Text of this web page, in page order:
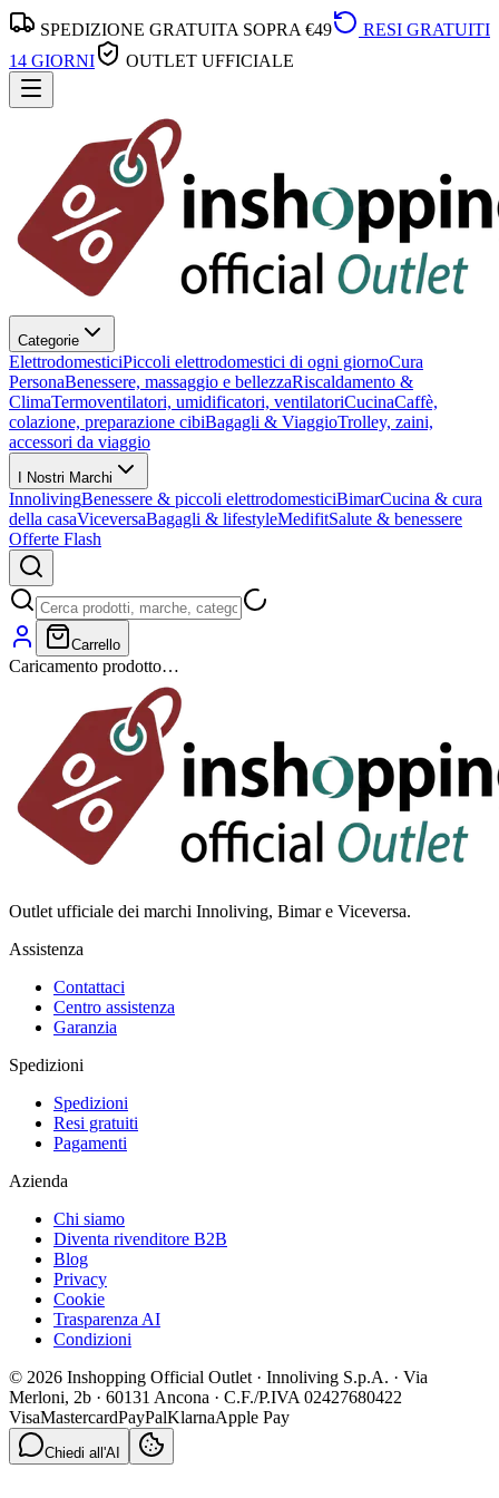
SPEDIZIONE GRATUITA SOPRA €49
RESI GRATUITI
14 GIORNI
OUTLET UFFICIALE
Categorie
ElettrodomesticiPiccoli elettrodomestici di ogni giornoCura
PersonaBenessere, massaggio e bellezzaRiscaldamento &
ClimaTermoventilatori, umidificatori, ventilatoriCucinaCaffè,
colazione, preparazione cibiBagagli & ViaggioTrolley, zaini,
accessori da viaggio
I Nostri Marchi
InnolivingBenessere & piccoli elettrodomesticiBimarCucina & cura
della casaViceversaBagagli & lifestyleMedifitSalute & benessere
Offerte Flash
Carrello
Caricamento prodotto…
Outlet ufficiale dei marchi Innoliving, Bimar e Viceversa.
Assistenza
Contattaci
Centro assistenza
Garanzia
Spedizioni
Spedizioni
Resi gratuiti
Pagamenti
Azienda
Chi siamo
Diventa rivenditore B2B
Blog
Privacy
Cookie
Trasparenza AI
Condizioni
© 2026 Inshopping Official Outlet · Innoliving S.p.A. · Via
Merloni, 2b · 60131 Ancona · C.F./P.IVA 02427680422
VisaMastercardPayPalKlarnaApple Pay
Chiedi all'AI